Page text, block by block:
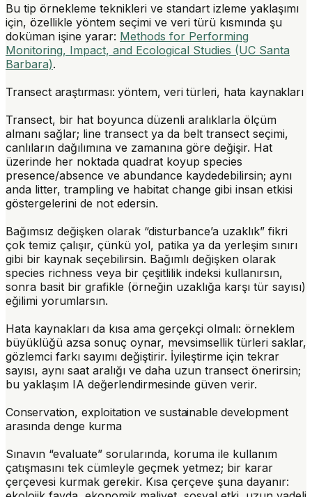
Bu tip örnekleme teknikleri ve standart izleme yaklaşımı
için, özellikle yöntem seçimi ve veri türü kısmında şu
doküman işine yarar: Methods for Performing
Monitoring, Impact, and Ecological Studies (UC Santa
Barbara).
Transect araştırması: yöntem, veri türleri, hata kaynakları
Transect, bir hat boyunca düzenli aralıklarla ölçüm
almanı sağlar; line transect ya da belt transect seçimi,
canlıların dağılımına ve zamanına göre değişir. Hat
üzerinde her noktada quadrat koyup species
presence/absence ve abundance kaydedebilirsin; aynı
anda litter, trampling ve habitat change gibi insan etkisi
göstergelerini de not edersin.
Bağımsız değişken olarak “disturbance’a uzaklık” fikri
çok temiz çalışır, çünkü yol, patika ya da yerleşim sınırı
gibi bir kaynak seçebilirsin. Bağımlı değişken olarak
species richness veya bir çeşitlilik indeksi kullanırsın,
sonra basit bir grafikle (örneğin uzaklığa karşı tür sayısı)
eğilimi yorumlarsın.
Hata kaynakları da kısa ama gerçekçi olmalı: örneklem
büyüklüğü azsa sonuç oynar, mevsimsellik türleri saklar,
gözlemci farkı sayımı değiştirir. İyileştirme için tekrar
sayısı, aynı saat aralığı ve daha uzun transect önerirsin;
bu yaklaşım IA değerlendirmesinde güven verir.
Conservation, exploitation ve sustainable development
arasında denge kurma
Sınavın “evaluate” sorularında, koruma ile kullanım
çatışmasını tek cümleyle geçmek yetmez; bir karar
çerçevesi kurmak gerekir. Kısa çerçeve şuna dayanır: